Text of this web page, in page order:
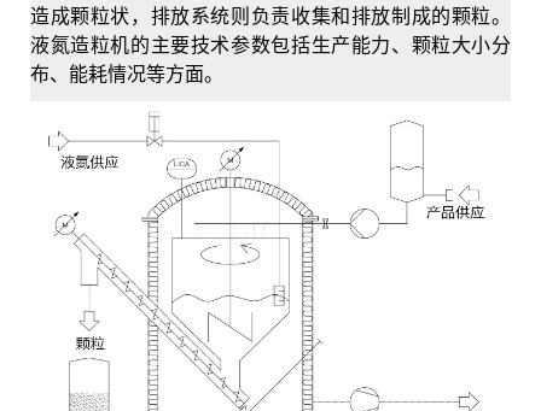
造成颗粒状，排放系统则负责收集和排放制成的颗粒。
液氮造粒机的主要技术参数包括生产能力、颗粒大小分
布、能耗情况等方面。